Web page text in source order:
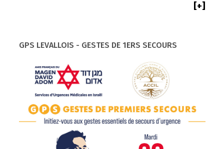
[+]
GPS LEVALLOIS - GESTES DE 1ERS SECOURS